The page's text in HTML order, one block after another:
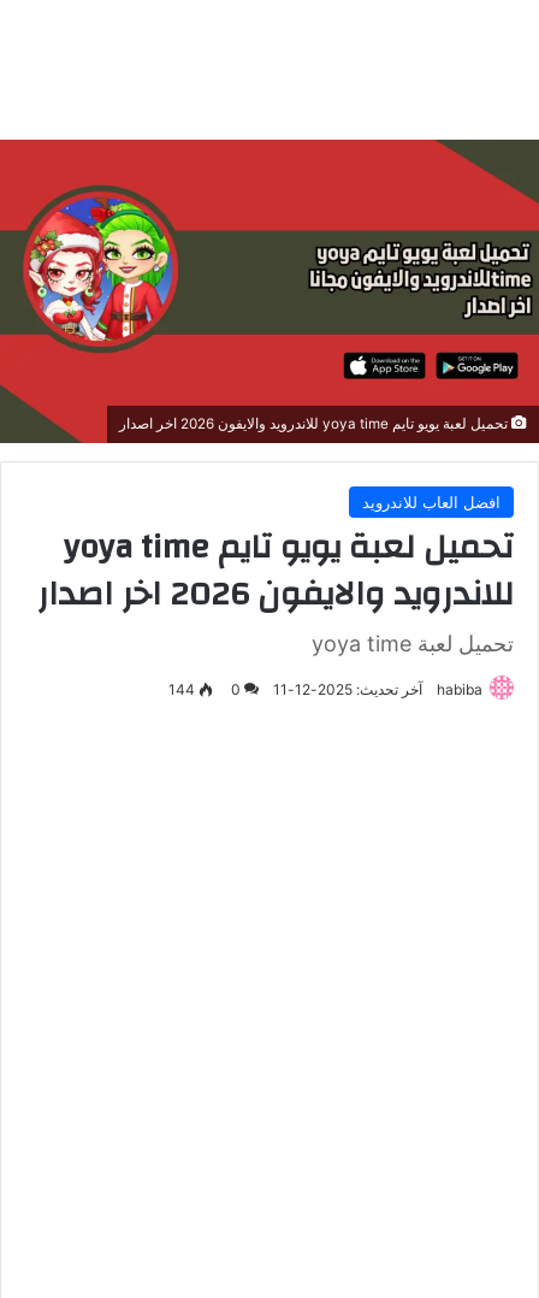
تحميل لعبة يويو تايم yoya time للاندرويد والايفون 2026 اخر اصدار
افضل العاب للاندرويد
تحميل لعبة يويو تايم yoya time
للاندرويد والايفون 2026 اخر اصدار
تحميل لعبة yoya time
habiba آخر تحديث: 2025-12-11 0
144